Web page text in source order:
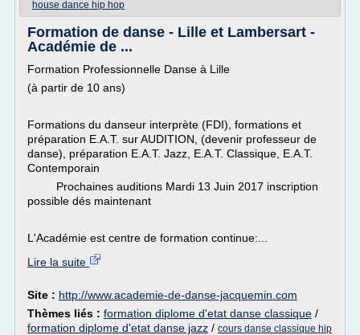
house dance hip hop
Formation de danse - Lille et Lambersart -
Académie de ...
Formation Professionnelle Danse à Lille
(à partir de 10 ans)
Formations du danseur interprète (FDI), formations et
préparation E.A.T. sur AUDITION, (devenir professeur de
danse), préparation E.A.T. Jazz, E.A.T. Classique, E.A.T.
Contemporain
Prochaines auditions Mardi 13 Juin 2017 inscription
possible dés maintenant
L'Académie est centre de formation continue:...
Lire la suite
Site : http://www.academie-de-danse-jacquemin.com
Thèmes liés : formation diplome d'etat danse classique /
formation diplome d'etat danse jazz / cours danse classique hip